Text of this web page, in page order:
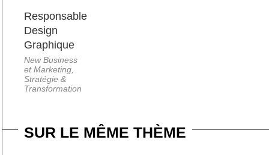
Responsable
Design
Graphique
New Business
et Marketing,
Stratégie &
Transformation
SUR LE MÊME THÈME